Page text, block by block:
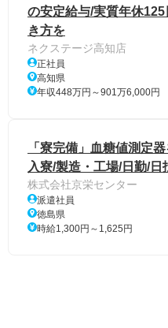
の安定給与/実質年休
き方を
ネクステージ高知店
正社員
高知県
年収448万円～901万6,000円
「寮完備」血糖値測定
入寮/製造・工場/日勤/日
株式会社京栄センター
派遣社員
徳島県
時給1,300円～1,625円